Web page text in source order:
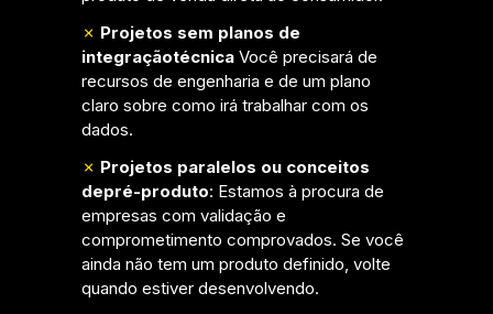
✗ Projetos sem planos de
integraçãotécnica Você precisará de
recursos de engenharia e de um plano
claro sobre como irá trabalhar com os
dados.
✗ Projetos paralelos ou conceitos
depré-produto: Estamos à procura de
empresas com validação e
comprometimento comprovados. Se você
ainda não tem um produto definido, volte
quando estiver desenvolvendo.